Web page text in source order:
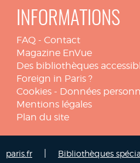
INFORMATIONS
FAQ - Contact
Magazine EnVue
Des bibliothèques
Foreign in Paris ?
Cookies - Données
Mentions légales
Plan du site
paris.fr Bibliothèques